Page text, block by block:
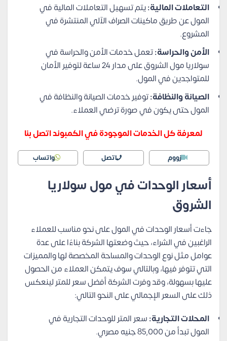
التعاملات المالية:يتم تسهيل التعاملات المالية في
المول عن طريق ماكينات الصراف الآلي المنتشرة في
المشروع.
الأمن والحراسة:تعمل خدمات الأمن والحراسة في
سولاريا مول الشروق على مدار 24 ساعة لتوفير الأمان
للمتواجدين في المول.
الصيانة والنظافة:توفير خدمات الصيانة والنظافة في
المول حتى يكون في صورة ترضي العملاء.
لمعرفة كل الخدمات الموجودة في الكمبوند اتصل بنا
زووم اتصل واتساب
أسعار الوحدات في مول سولاريا
الشروق
جاءت أسعار الوحدات في المول على نحو مناسب للعملاء
الراغبين في الشراء، حيث وضعتها الشركة بناءًا على عدة
عوامل مثل نوع الوحدات والمساحة المخصصة لها والمميزات
التي تتوفر فيها، وبالتالي سوف يتمكن العملاء من الحصول
عليها بسهولة، وقد وفرت الشركة أفضل سعر للمتر لينعكس
ذلك على السعر الإجمالي على النحو التالي:
المحلات التجارية:سعر المتر للوحدات التجارية في
المول تبدأ من 85,000 جنيه مصري.